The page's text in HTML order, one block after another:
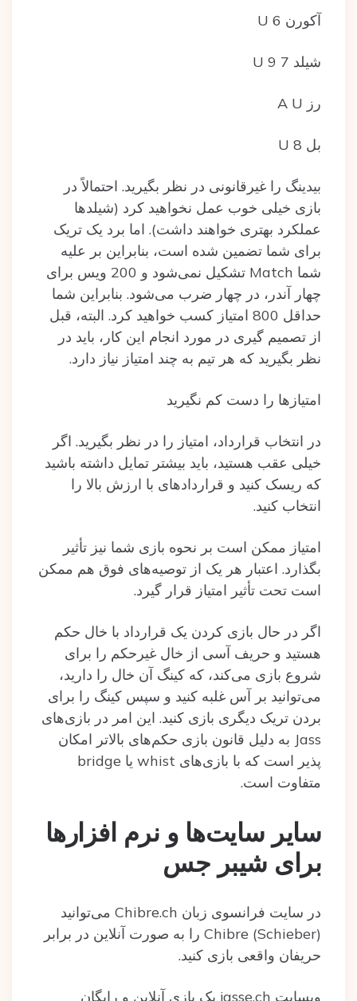
آکورن U 6
شیلد U 9 7
رز A U
بل U 8
بیدینگ را غیرقانونی در نظر بگیرید. احتمالاً در
بازی خیلی خوب عمل نخواهید کرد (شیلدها
عملکرد بهتری خواهند داشت). اما برد یک تریک
برای شما تضمین شده است، بنابراین بر علیه
شما Match تشکیل نمی‌شود و 200 ویس برای
چهار آندر، در چهار ضرب می‌شود. بنابراین شما
حداقل 800 امتیاز کسب خواهید کرد. البته، قبل
از تصمیم گیری در مورد انجام این کار، باید در
نظر بگیرید که هر تیم به چند امتیاز نیاز دارد.
امتیازها را دست کم نگیرید
در انتخاب قرارداد، امتیاز را در نظر بگیرید. اگر
خیلی عقب هستید، باید بیشتر تمایل داشته باشید
که ریسک کنید و قراردادهای با ارزش بالا را
انتخاب کنید.
امتیاز ممکن است بر نحوه بازی شما نیز تأثیر
بگذارد. اعتبار هر یک از توصیه‌های فوق هم ممکن
است تحت تأثیر امتیاز قرار گیرد.
اگر در حال بازی کردن یک قرارداد با خال حکم
هستید و حریف آسی از خال غیرحکم را برای
شروع بازی می‌کند، که کینگ آن خال را دارید،
می‌توانید بر آس غلبه کنید و سپس کینگ را برای
بردن تریک دیگری بازی کنید. این امر در بازی‌های
Jass به دلیل قانون بازی حکم‌های بالاتر امکان
پذیر است که با بازی‌های whist یا bridge
متفاوت است.
سایر سایت‌ها و نرم افزارها
برای شیبر جس
در سایت فرانسوی زبان Chibre.ch می‌توانید
Chibre (Schieber) را به صورت آنلاین در برابر
حریفان واقعی بازی کنید.
وبسایت jasse.ch یک بازی آنلاین و رایگان